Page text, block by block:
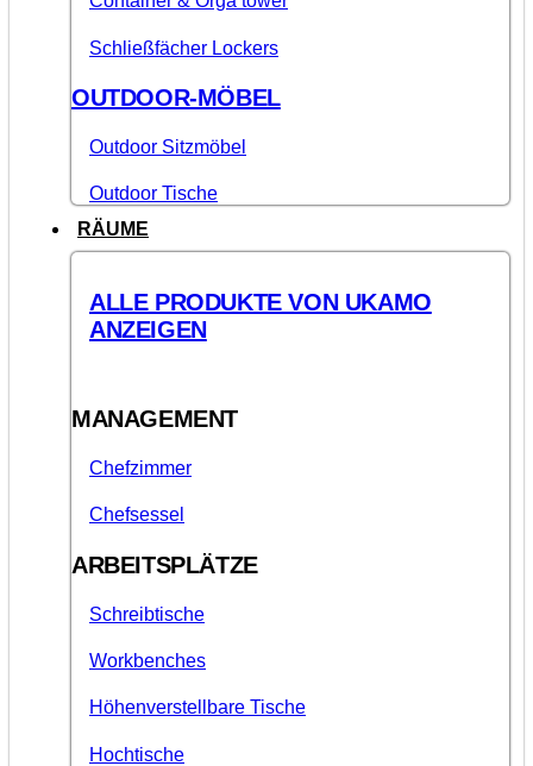
Schließfächer Lockers
OUTDOOR-MÖBEL
Outdoor Sitzmöbel
Outdoor Tische
RÄUME
ALLE PRODUKTE VON UKAMO
ANZEIGEN
MANAGEMENT
Chefzimmer
Chefsessel
ARBEITSPLÄTZE
Schreibtische
Workbenches
Höhenverstellbare Tische
Hochtische